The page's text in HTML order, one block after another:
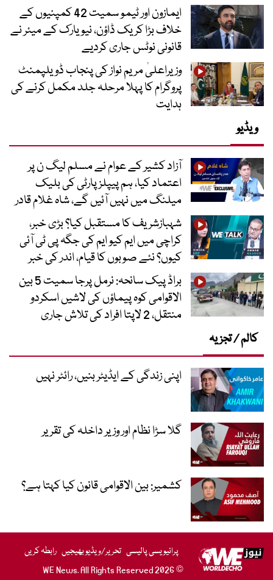
ایمازون اور ٹیمو سمیت 42 کمپنیوں کے
خلاف بڑا کریک ڈاؤن، نیویارک کے میئر نے
قانونی نوٹس جاری کردیے
وزیراعلیٰ مریم نواز کی پنجاب ڈویلپمنٹ
پروگرام کا پہلا مرحلہ جلد مکمل کرنے کی
ہدایت
ویڈیو
آزاد کشیر کے عوام نے مسلم لیگ ن پر
اعتماد کیا، ہم پیپلز پارٹی کی بلیک
میلنگ میں نہیں آئیں گے، شاہ غلام قادر
شہبازشریف کا مستقبل کیا؟ بڑی خبر،
کراچی میں ایم کیو ایم کی جگہ پی ٹی آئی
کیوں؟ نئے صوبوں کا قیام، اندر کی خبر
براڈ پیک سانحہ: نرمل پرجا سمیت 5 بین
الاقوامی کوہ پیماؤں کی لاشیں اسکردو
منتقل، 2 لاپتا افراد کی تلاش جاری
کالم / تجزیہ
اپنی زندگی کے ایڈیٹر بنیں، رائٹر نہیں
گلا سڑا نظام اور وزیر داخلہ کی تقریر
کشمیر: بین الاقوامی قانون کیا کہتا ہے؟
پرائیویسی پالیسی تحریر/ویڈیو بھیجیں رابطہ کریں
© 2026 WE News. All Rights Reserved